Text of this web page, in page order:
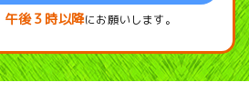
午後３時以降にお願いします。